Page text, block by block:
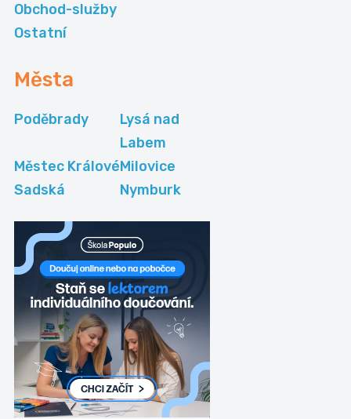
Obchod-služby
Ostatní
Města
Poděbrady
Lysá nad
Labem
Městec KrálovéMilovice
Sadská
Nymburk